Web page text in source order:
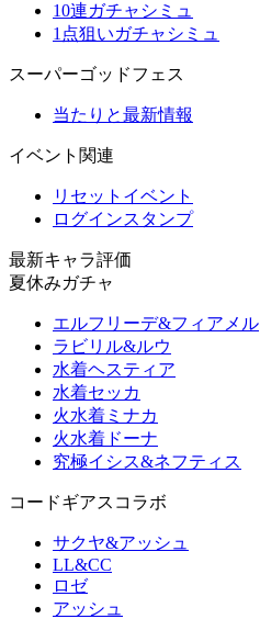
10連ガチャシミュ
1点狙いガチャシミュ
スーパーゴッドフェス
当たりと最新情報
イベント関連
リセットイベント
ログインスタンプ
最新キャラ評価
夏休みガチャ
エルフリーデ&フィアメル
ラビリル&ルウ
水着ヘスティア
水着セッカ
火水着ミナカ
火水着ドーナ
究極イシス&ネフティス
コードギアスコラボ
サクヤ&アッシュ
LL&CC
ロゼ
アッシュ